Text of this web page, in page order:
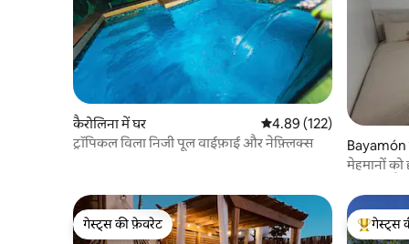
कैरोलिना में घर औसत रेटिंग 5 में से 4.89, 122
4.89 (122)
ट्रॉपिकल विला निजी पूल वाईफ़ाई और नेफ़्लिक्स
Bayamón
मेहमानों
गेस्ट्स की फ़ेवरेट
गेस्ट्स की फ़ेवरेट
गेस्ट्स का
गेस्ट्स